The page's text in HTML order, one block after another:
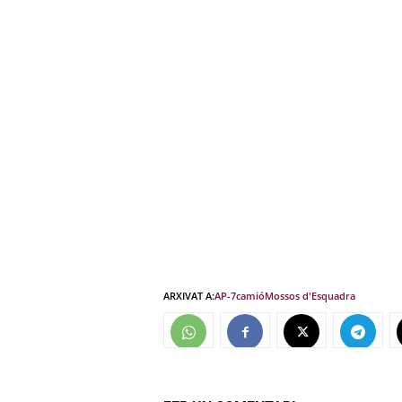
ARXIVAT A:AP-7camióMossos d'Esquadra